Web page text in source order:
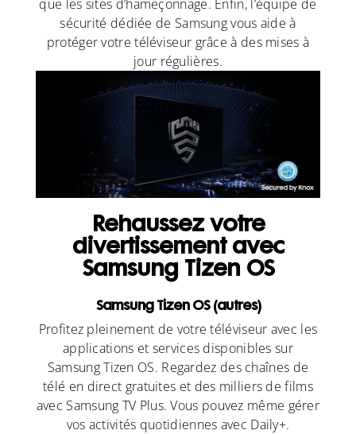
que les sites d’hameçonnage. Enfin, l’équipe de
sécurité dédiée de Samsung vous aide à
protéger votre téléviseur grâce à des mises à
jour régulières.
Rehaussez votre
divertissement avec
Samsung Tizen OS
Samsung Tizen OS (autres)
Profitez pleinement de votre téléviseur avec les
applications et services disponibles sur
Samsung Tizen OS. Regardez des chaînes de
télé en direct gratuites et des milliers de films
avec Samsung TV Plus. Vous pouvez même gérer
vos activités quotidiennes avec Daily+.